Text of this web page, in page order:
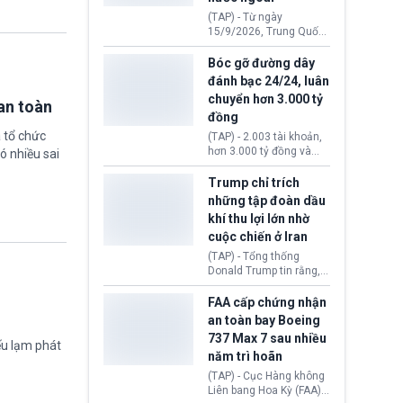
toàn
tổ chức
nhiều sai
lạm phát
đến ổ dịch Salmonella
khiến ít nhất 110 người
mắc bệnh tại bang
Minnesota.
(TAP) - Từ ngày
15/9/2026, Trung Quốc
áp dụng quy định mới về
quản lý xuất nhập cảnh.
Một hành vi vi phạm giấy
tờ, xuất nhập cảnh trái
phép hay liên quan kiểm
soát công nghệ có thể
khiến công dân Trung
Quốc đối mặt lệnh cấm
xuất cảnh kéo dài tới 3
năm. Trong khi đó, người
nước ngoài sử dụng giấy
tờ giả có nguy cơ bị từ
chối nhập cảnh hoặc
cấm vào Trung Quốc tới
5 năm.
Bóc gỡ đường dây
đánh bạc 24/24, luân
chuyển hơn 3.000 tỷ
đồng
(TAP) - 2.003 tài khoản,
hơn 3.000 tỷ đồng và
một đường dây đánh
bạc xuyên quốc gia vận
hành 24/24 giờ vừa bị
Công an TP. Hải Phòng
(Việt Nam) bóc gỡ.
Trump chỉ trích
những tập đoàn dầu
khí thu lợi lớn nhờ
cuộc chiến ở Iran
(TAP) - Tổng thống
Donald Trump tin rằng, 2
tập đoàn dầu khí
ExxonMobil và Chevron
đã thu về lợi nhuận quá
lớn nhờ giá dầu tăng
mạnh suốt thời gian Hoa
Kỳ xảy ra xung đột ở
Iran. Trên cơ sở đó, lãnh
đạo Nhà Trắng kêu gọi
các doanh nghiệp cần
FAA cấp chứng nhận
an toàn bay Boeing
737 Max 7 sau nhiều
năm trì hoãn
(TAP) - Cục Hàng không
Liên bang Hoa Kỳ (FAA)